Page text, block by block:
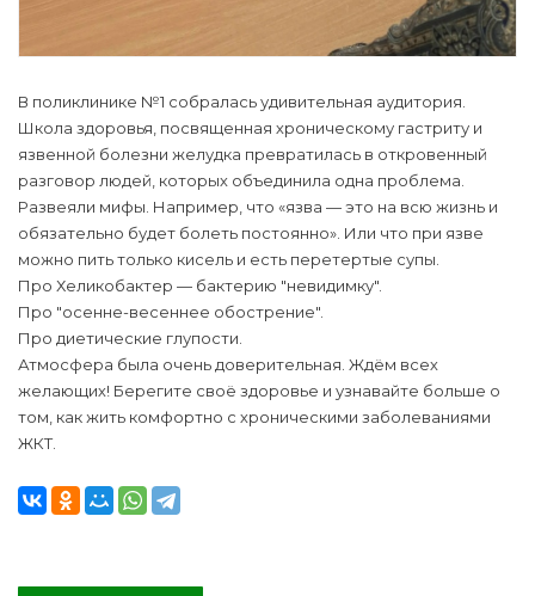
В поликлинике №1 собралась удивительная аудитория.
Школа здоровья, посвященная хроническому гастриту и
язвенной болезни желудка превратилась в откровенный
разговор людей, которых объединила одна проблема.
Развеяли мифы. Например, что «язва — это на всю жизнь и
обязательно будет болеть постоянно». Или что при язве
можно пить только кисель и есть перетертые супы.
Про Хеликобактер — бактерию "невидимку".
Про "осенне-весеннее обострение".
Про диетические глупости.
Атмосфера была очень доверительная. Ждём всех
желающих! Берегите своё здоровье и узнавайте больше о
том, как жить комфортно с хроническими заболеваниями
ЖКТ.